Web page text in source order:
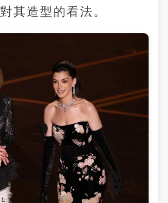
其造型的看法。